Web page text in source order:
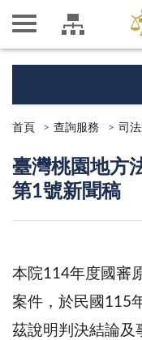
首頁 查詢服務 司
臺灣桃園地方
第1號新聞稿
本院114年度國審
案件，於民國115
茲說明判決結論及